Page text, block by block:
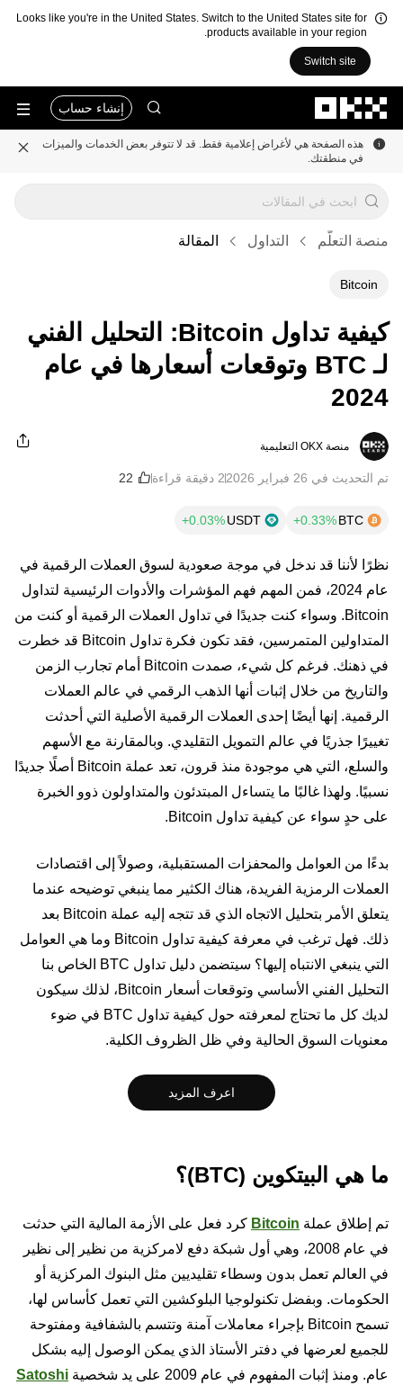
Looks like you're in the United States. Switch to the United States site for
products available in your region.
Switch site
إنشاء حساب
هذه الصفحة هي لأغراض إعلامية فقط. قد لا تتوفر بعض الخدمات والميزات
في منطقتك.
منصة التعلُّم التداول المقالة
Bitcoin
كيفية تداول Bitcoin: التحليل الفني
لـ BTC وتوقعات أسعارها في عام
2024
منصة OKX التعليمية
تم التحديث في ‏26 فبراير 2026 2 دقيقة قراءة
BTC
USDT
نظرًا لأننا قد ندخل في موجة صعودية لسوق العملات الرقمية في
عام 2024، فمن المهم فهم المؤشرات والأدوات الرئيسية لتداول
Bitcoin. وسواء كنت جديدًا في تداول العملات الرقمية أو كنت من
المتداولين المتمرسين، فقد تكون فكرة تداول Bitcoin قد خطرت
في ذهنك. فرغم كل شيء، صمدت Bitcoin أمام تجارب الزمن
والتاريخ من خلال إثبات أنها الذهب الرقمي في عالم العملات
الرقمية. إنها أيضًا إحدى العملات الرقمية الأصلية التي أحدثت
تغييرًا جذريًا في عالم التمويل التقليدي. وبالمقارنة مع الأسهم
والسلع، التي هي موجودة منذ قرون، تعد عملة Bitcoin أصلًا جديدًا
نسبيًا. ولهذا غالبًا ما يتساءل المبتدئون والمتداولون ذوو الخبرة
على حدٍ سواء عن كيفية تداول Bitcoin.
بدءًا من العوامل والمحفزات المستقبلية، وصولاً إلى اقتصادات
العملات الرمزية الفريدة، هناك الكثير مما ينبغي توضيحه عندما
يتعلق الأمر بتحليل الاتجاه الذي قد تتجه إليه عملة Bitcoin بعد
ذلك. فهل ترغب في معرفة كيفية تداول Bitcoin وما هي العوامل
التي ينبغي الانتباه إليها؟ سيتضمن دليل تداول BTC الخاص بنا
التحليل الفني الأساسي وتوقعات أسعار Bitcoin، لذلك سيكون
لديك كل ما تحتاج لمعرفته حول كيفية تداول BTC في ضوء
معنويات السوق الحالية وفي ظل الظروف الكلية.
اعرف المزيد
ما هي البيتكوين (BTC)؟
تم إطلاق عملة Bitcoin كرد فعل على الأزمة المالية التي حدثت
في عام 2008، وهي أول شبكة دفع لامركزية من نظير إلى نظير
في العالم تعمل بدون وسطاء تقليديين مثل البنوك المركزية أو
الحكومات. وبفضل تكنولوجيا البلوكشين التي تعمل كأساس لها،
تسمح Bitcoin بإجراء معاملات آمنة وتتسم بالشفافية ومفتوحة
للجميع لعرضها في دفتر الأستاذ الذي يمكن الوصول إليه بشكل
عام. ومنذ إثبات المفهوم في عام 2009 على يد شخصية
Satoshi